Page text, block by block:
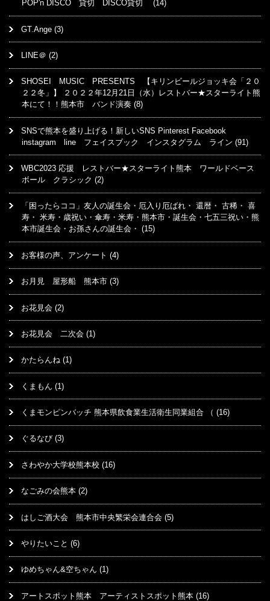
POP'n DISCO 貸切 DISCO貸切 (14)
GT.Ange (3)
LINE＠ (2)
SHOSEI MUSIC PRESENTS 【キリンビールジョッキ会「２０
２２冬」】 ２０２２年12月21日（水）レストバー★スターライト熊
本にて！！熊本市 バンド演奏 (8)
SNSで熊本を盛り上げる！新しいSNS Pinterest Facebook
instagram line フェイスブック インスタグラム ライン (91)
WBC2023 応援 レストバー★スターライト熊本 ワールドベース
ボール クラシック (2)
「困ったらココ」友人の誕生会・厄入り厄ばれ・ 還暦・ 古稀・ 喜
寿・ 米寿・歳祝い・傘寿・米寿・熊本市・誕生会・七五三祝い・熊
本市誕生会・お孫さんの誕生会・ (15)
お客様の声、アンケート (4)
お月見 屋形船 熊本市 (3)
お花見会 (2)
お花見会 二次会 (1)
かたらんね (1)
くまもん (1)
くまモンピンバッチ 熊本県飲食業生活衛生同業組合 （ (16)
ぐるなび (3)
さわやか大学校熊本校 (16)
なごみの会熊本 (2)
はしご酒大会 熊本市中央繁栄会連合会 (5)
やりたいこと (6)
ゆめちゃん&空ちゃん (1)
アートスポット熊本 アーティストスポット熊本 (16)